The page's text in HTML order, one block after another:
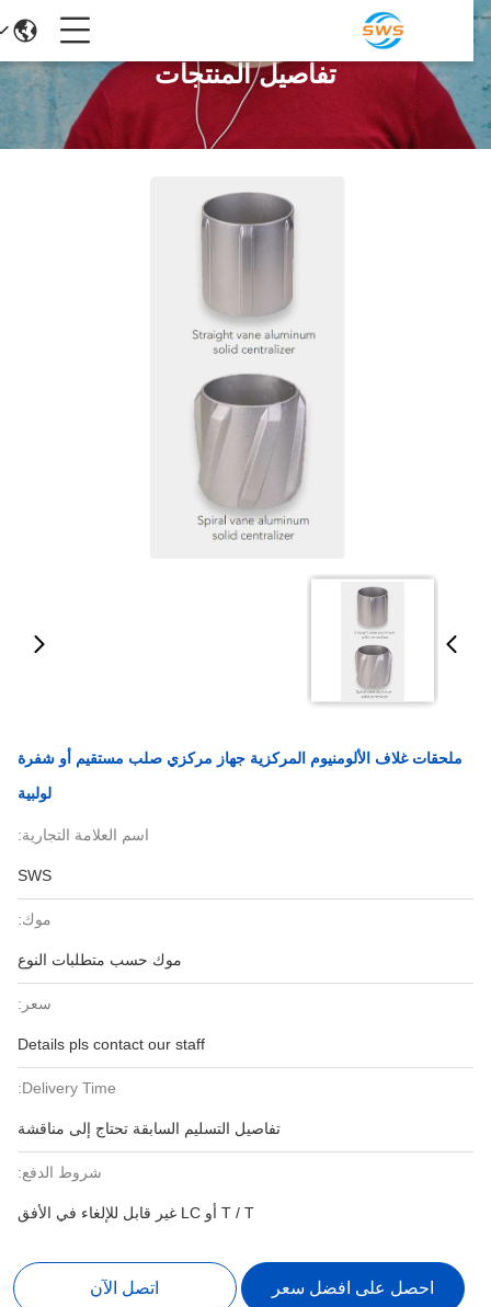
تفاصيل المنتجات
ملحقات غلاف الألومنيوم المركزية جهاز مركزي صلب مستقيم أو شفرة
لولبية
اسم العلامة التجارية:
SWS
موك:
موك حسب متطلبات النوع
سعر:
Details pls contact our staff
Delivery Time:
تفاصيل التسليم السابقة تحتاج إلى مناقشة
شروط الدفع:
T / T أو LC غير قابل للإلغاء في الأفق
احصل على افضل سعر اتصل الآن